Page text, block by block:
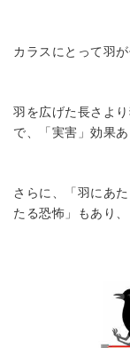
カラスにとって羽
羽を広げた長さよ
で、「実害」効果あ
さらに、「羽にあ
たる恐怖」もあり